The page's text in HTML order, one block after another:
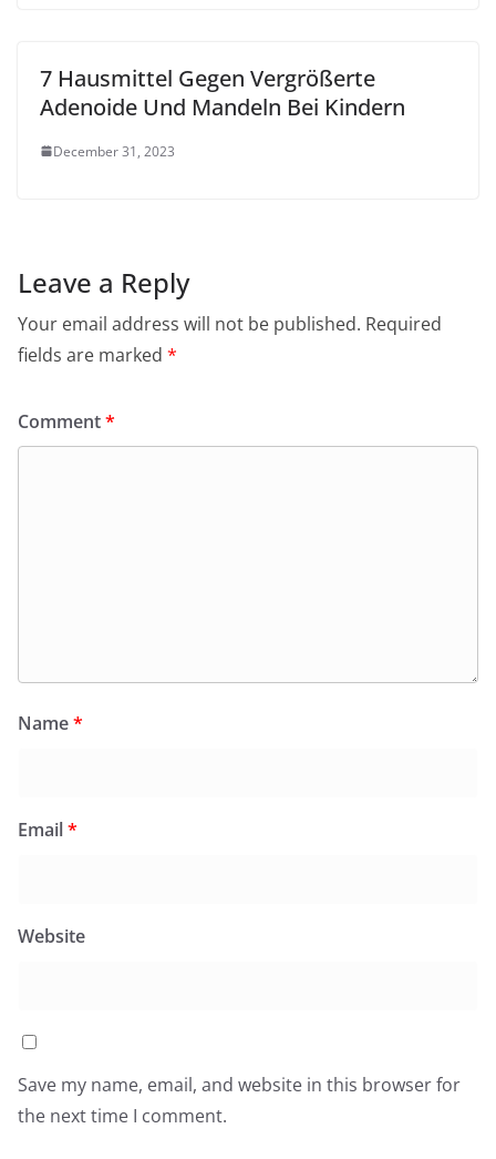
7 Hausmittel Gegen Vergrößerte
Adenoide Und Mandeln Bei Kindern
December 31, 2023
Leave a Reply
Your email address will not be published. Required
fields are marked *
Comment*
Name*
Email*
Website
Save my name, email, and website in this browser for
the next time I comment.